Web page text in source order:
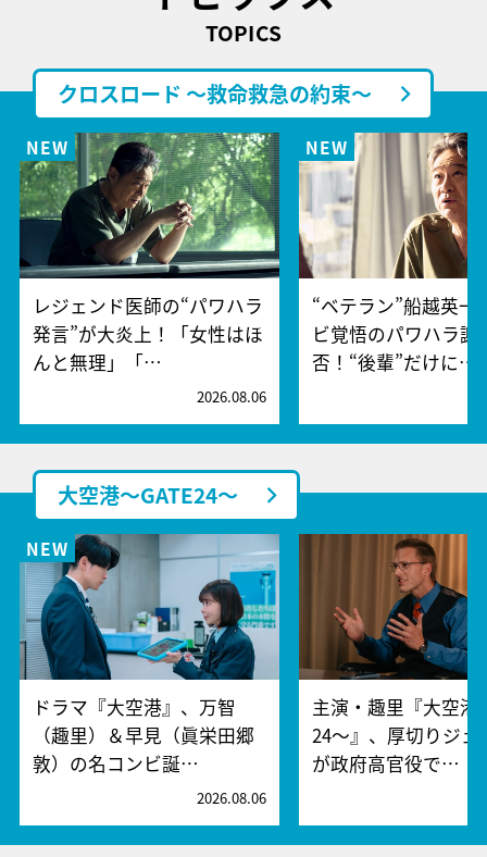
TOPICS
クロスロード ～救命救急の約束～
レジェンド医師の“パワハラ
発言”が大炎上！「女性はほ
んと無理」「…
2026.08.06
“ベテラン”船越英一
ビ覚悟のパワハラ謝
否！“後輩”だけに…
大空港～GATE24～
ドラマ『大空港』、万智
（趣里）＆早見（眞栄田郷
敦）の名コンビ誕…
2026.08.06
主演・趣里『大空港
24～』、厚切りジェ
が政府高官役で…